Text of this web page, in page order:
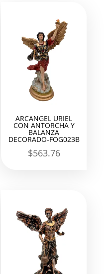
ARCANGEL URIEL
CON ANTORCHA Y
BALANZA
DECORADO-FOG023B
$563.76